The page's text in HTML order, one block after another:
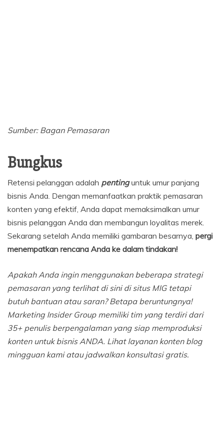
Sumber: Bagan Pemasaran
Bungkus
Retensi pelanggan adalah penting untuk umur panjang
bisnis Anda. Dengan memanfaatkan praktik pemasaran
konten yang efektif, Anda dapat memaksimalkan umur
bisnis pelanggan Anda dan membangun loyalitas merek.
Sekarang setelah Anda memiliki gambaran besarnya, pergi
menempatkan rencana Anda ke dalam tindakan!
Apakah Anda ingin menggunakan beberapa strategi
pemasaran yang terlihat di sini di situs MIG tetapi
butuh bantuan atau saran? Betapa beruntungnya!
Marketing Insider Group memiliki tim yang terdiri dari
35+ penulis berpengalaman yang siap memproduksi
konten untuk bisnis ANDA. Lihat layanan konten blog
mingguan kami atau jadwalkan konsultasi gratis.